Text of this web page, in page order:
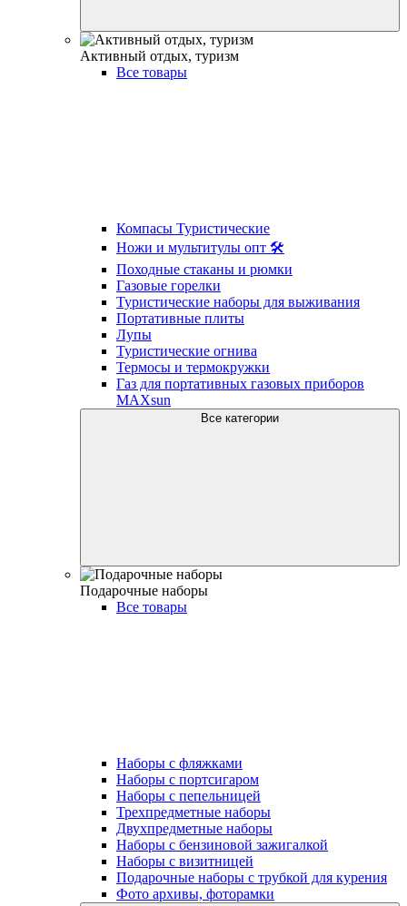
Активный отдых, туризм
Все товары
Компасы Туристические
Ножи и мультитулы опт 🛠
Походные стаканы и рюмки
Газовые горелки
Туристические наборы для выживания
Портативные плиты
Лупы
Туристические огнива
Термосы и термокружки
Газ для портативных газовых приборов
MAXsun
Все категории
Подарочные наборы
Все товары
Наборы с фляжками
Наборы с портсигаром
Наборы с пепельницей
Трехпредметные наборы
Двухпредметные наборы
Наборы с бензиновой зажигалкой
Наборы с визитницей
Подарочные наборы с трубкой для курения
Фото архивы, фоторамки